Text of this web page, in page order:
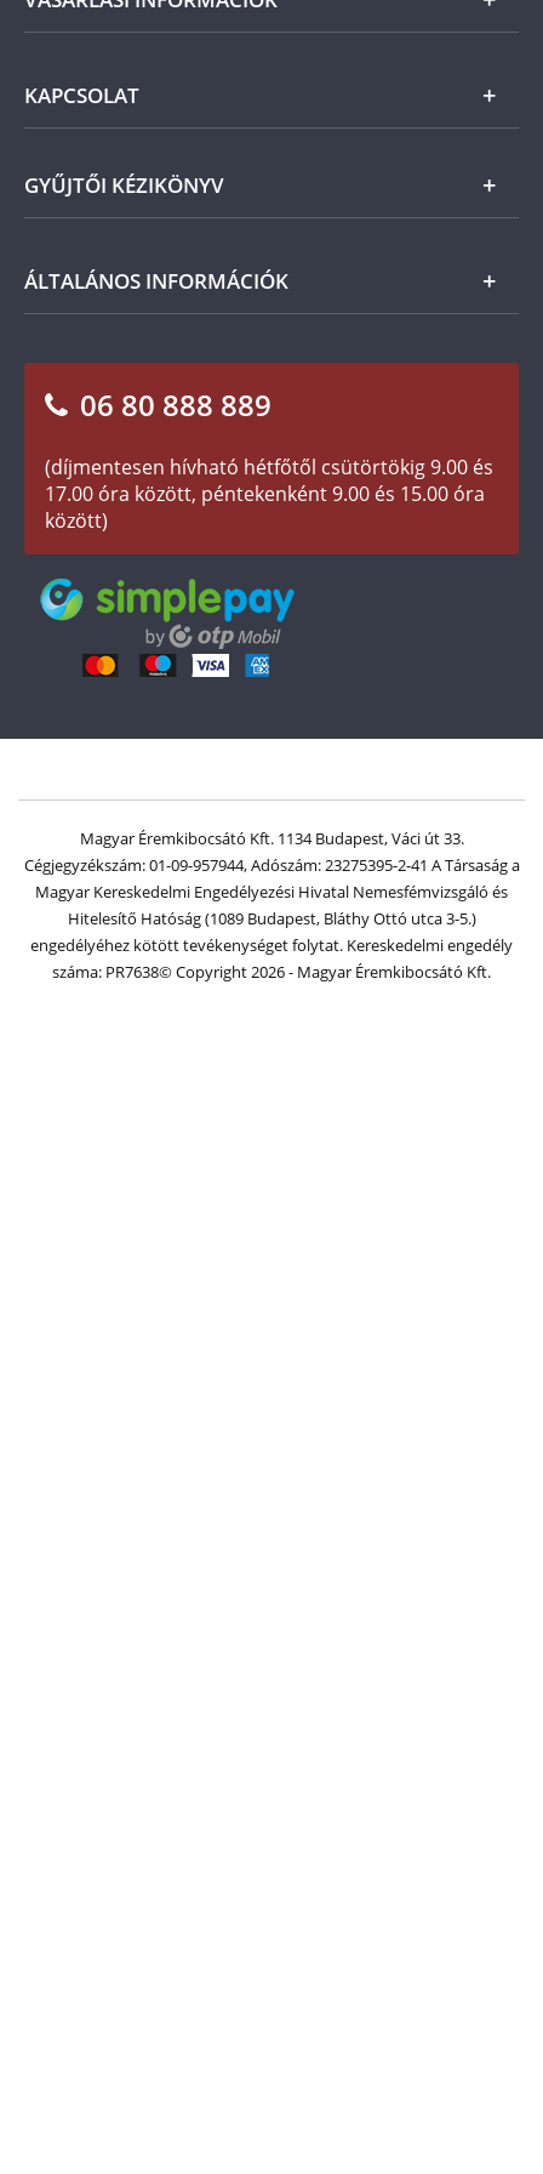
Magyar
Reklamáció
KAPCSOLAT
Ügyfélszolgálat
Leiratkozás a hírlevélről
GYŰJTŐI KÉZIKÖNYV
Tájékoztató kezdők számára
ÁLTALÁNOS INFORMÁCIÓK
Sütik (cookies) használata
Süti (cookies)Beállítások
Az érmék és érmek ára és értéke
Gyakran ismételt kérdések
06 80 888 889
(díjmentesen hívható hétfőtől csütörtökig 9.00 és
17.00 óra között, péntekenként 9.00 és 15.00 óra
között)
Magyar Éremkibocsátó Kft. 1134 Budapest, Váci út 33.
Cégjegyzékszám: 01-09-957944, Adószám: 23275395-2-41 A Társaság a
Magyar Kereskedelmi Engedélyezési Hivatal Nemesfémvizsgáló és
Hitelesítő Hatóság (1089 Budapest, Bláthy Ottó utca 3-5.)
engedélyéhez kötött tevékenységet folytat. Kereskedelmi engedély
száma: PR7638© Copyright 2026 - Magyar Éremkibocsátó Kft.